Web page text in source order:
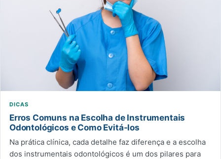
DICAS
Erros Comuns na Escolha de Instrumentais
Odontológicos e Como Evitá-los
Na prática clínica, cada detalhe faz diferença e a escolha
dos instrumentais odontológicos é um dos pilares para